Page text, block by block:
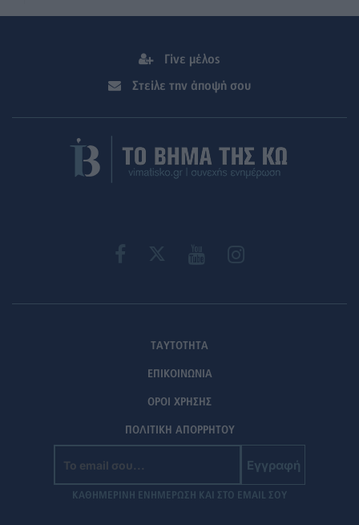
Γίνε μέλος
Στείλε την άποψή σου
ΤΑΥΤΟΤΗΤΑ
ΕΠΙΚΟΙΝΩΝΙΑ
ΟΡΟΙ ΧΡΗΣΗΣ
ΠΟΛΙΤΙΚΗ ΑΠΟΡΡΗΤΟΥ
Εγγραφή
ΚΑΘΗΜΕΡΙΝΗ ΕΝΗΜΕΡΩΣΗ ΚΑΙ ΣΤΟ EMAIL ΣΟΥ